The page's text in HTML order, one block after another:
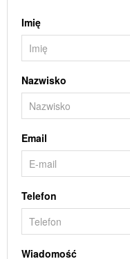
Imię
Nazwisko
Email
Telefon
Wiadomość